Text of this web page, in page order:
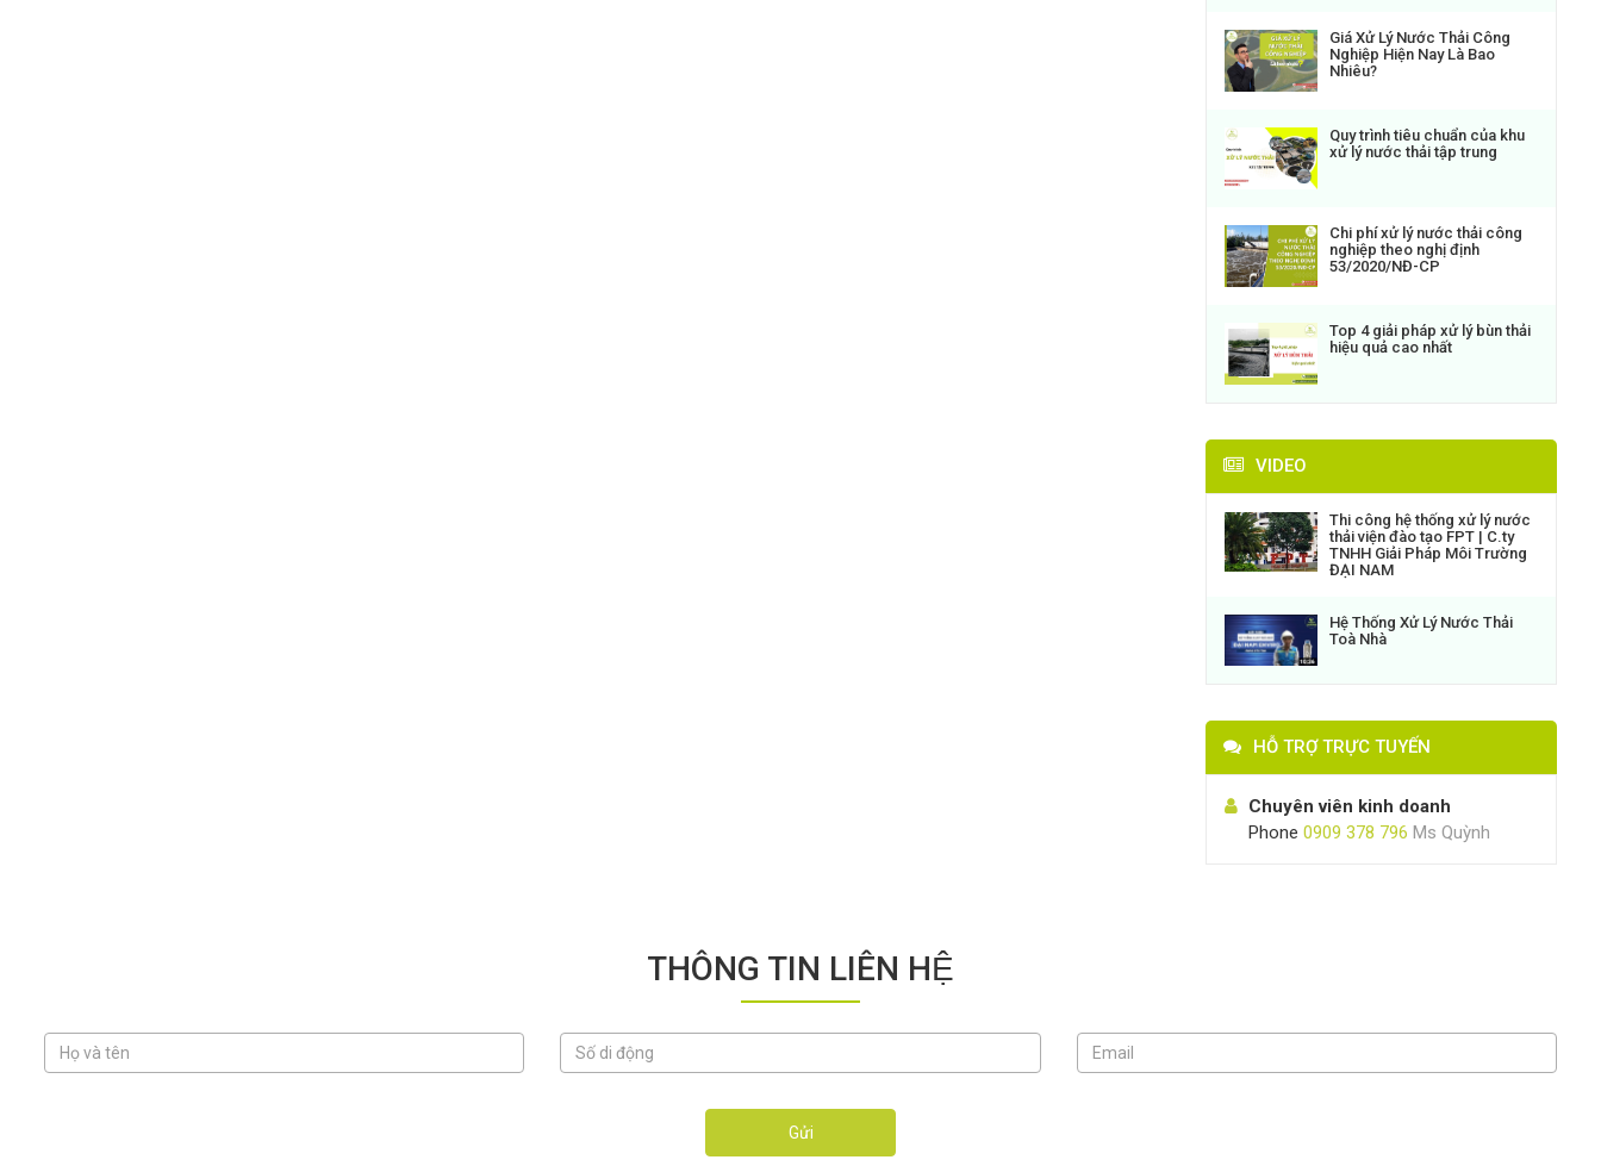
Giá Xử Lý Nước Thải Công
Nghiệp Hiện Nay Là Bao
Nhiêu?
Quy trình tiêu chuẩn của khu
xử lý nước thải tập trung
Chi phí xử lý nước thải công
nghiệp theo nghị định
53/2020/NĐ-CP
Top 4 giải pháp xử lý bùn thải
hiệu quả cao nhất
VIDEO
Thi công hệ thống xử lý nước
thải viện đào tạo FPT | C.ty
TNHH Giải Pháp Môi Trường
ĐẠI NAM
Hệ Thống Xử Lý Nước Thải
Toà Nhà
HỖ TRỢ TRỰC TUYẾN
Chuyên viên kinh doanh
Phone 0909 378 796 Ms Quỳnh
THÔNG TIN LIÊN HỆ
Gửi